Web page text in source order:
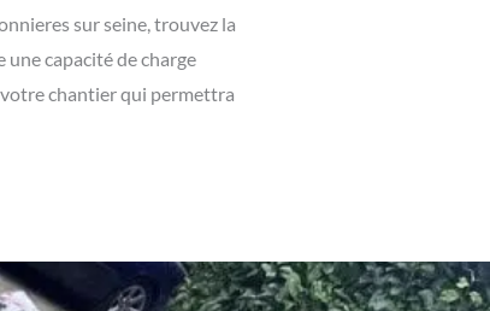
sur seine, trouvez la
capacité de charge
chantier qui permettra